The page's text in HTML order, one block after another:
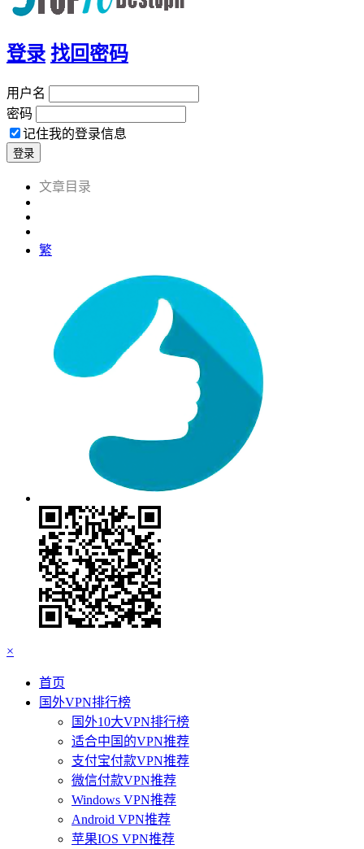
登录 找回密码
用户名
密码
记住我的登录信息
繁
×
首页
国外VPN排行榜
国外10大VPN排行榜
适合中国的VPN推荐
支付宝付款VPN推荐
微信付款VPN推荐
Windows VPN推荐
Android VPN推荐